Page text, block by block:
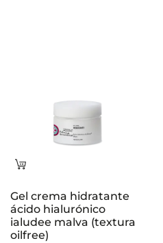
Leer
Gel crema hidratante
ácido hialurónico
ialudee malva (textura
oilfree)